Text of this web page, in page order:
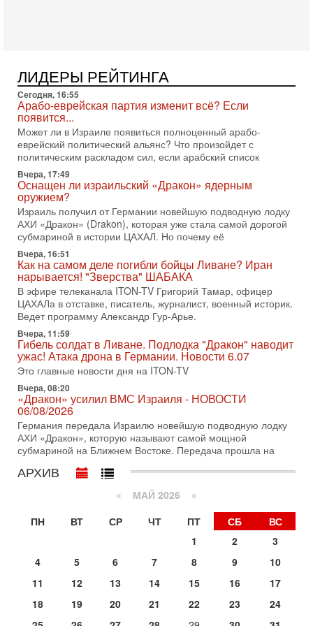
02/08/2026
Президент США Дональд Трамп сегодня заявил об отмене
подготовленного удара по Ирану после обращений
Тегерана и других стран региона. По его словам,
1-08-2026, 17:50
«Русский голос» Израиля: кто заберет его на этот
раз?
Голоса русскоязычных репатриантов не раз кардинально
меняли политический ландшафт Израиля. Достаточно
вспомнить взлет партии «Исраэль ба-алия», когда
31-07-2026, 17:00
Тайны закрытых дверей: о чём на самом деле
молчат Трамп и Нетаньяху?
Недавний визит премьер-министра Израиля Биньямина
Нетаньяху в США и его встреча с Дональдом Трампом
оставили больше вопросов, чем ответов. Полная
31-07-2026, 15:18
Иран готовит покушение на Нетаниягу! Трамп не
хочет эскалации, но КСИР готовит взрыв!
В эфире телеканала ITON-TV СЕРГЕЙ МИГДАЛЬ, эксперт
по вопросам безопасности, офицер запаса
Международного управления полиции Израиля, автор
Битва за разоружение ХАМАСа - НОВОСТИ
31/07/2026
Сегодня президент США Дональд Трамп заявил о
достижении исторического соглашения о полном
разоружении ХАМАСа и других вооруженных группировок в
Иран доведет Трампа до крайних мер? Разбор и
оценка от военного обозревателя Давида Шарпа
Ситуация вокруг противостояния Ирана и США накаляется
с каждым днем. Почему Трамп в самый последний момент
отменил решение о нанесении тяжелых ударов
Покупатель авиакомпании «Аркия» намерен
запретить полеты по субботам!
Вокруг возможной продажи авиакомпании «Аркия»
разгорается громкий конфликт.
ЛИДЕРЫ РЕЙТИНГА
Сегодня, 16:55
Арабо-еврейская партия изменит всё? Если
появится...
Может ли в Израиле появиться полноценный арабо-
еврейский политический альянс? Что произойдет с
политическим раскладом сил, если арабский список
Вчера, 17:49
Оснащен ли израильский «Дракон» ядерным
оружием?
Израиль получил от Германии новейшую подводную лодку
АХИ «Дракон» (Drakon), которая уже стала самой дорогой
субмариной в истории ЦАХАЛ. Но почему её
Вчера, 16:51
Как на самом деле погибли бойцы Ливане? Иран
нарывается! "Зверства" ШАБАКА
В эфире телеканала ITON-TV Григорий Тамар, офицер
ЦАХАЛа в отставке, писатель, журналист, военный историк.
Ведет программу Александр Гур-Арье.
Вчера, 11:59
Гибель солдат в Ливане. Подлодка "Дракон" наводит
ужас! Атака дрона в Германии. Новости 6.07
Это главные новости дня на ITON-TV
Вчера, 08:20
«Дракон» усилил ВМС Израиля - НОВОСТИ
06/08/2026
Германия передала Израилю новейшую подводную лодку
АХИ «Дракон», которую называют самой мощной
субмариной на Ближнем Востоке. Передача прошла на
АРХИВ
« МАЙ 2026 »
ПН
ВТ СР ЧТ ПТ СБ
ВС
1
2
3
4
5 6 7 8 9
10
11
12 13 14 15 16
17
18
19 20 21 22 23
24